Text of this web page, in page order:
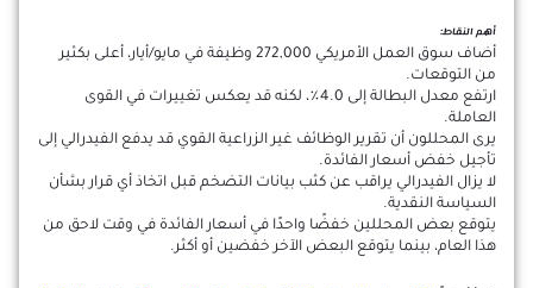
أهم النقاط:
أضاف سوق العمل الأمريكي 272,000 وظيفة في مايو/أيار، أعلى بكثير
من التوقعات.
ارتفع معدل البطالة إلى 4.0٪، لكنه قد يعكس تغييرات في القوى
العاملة.
يرى المحللون أن تقرير الوظائف غير الزراعية القوي قد يدفع الفيدرالي إلى
تأجيل خفض أسعار الفائدة.
لا يزال الفيدرالي يراقب عن كثب بيانات التضخم قبل اتخاذ أي قرار بشأن
السياسة النقدية.
يتوقع بعض المحللين خفضًا واحدًا في أسعار الفائدة في وقت لاحق من
هذا العام، بينما يتوقع البعض الآخر خفضين أو أكثر.